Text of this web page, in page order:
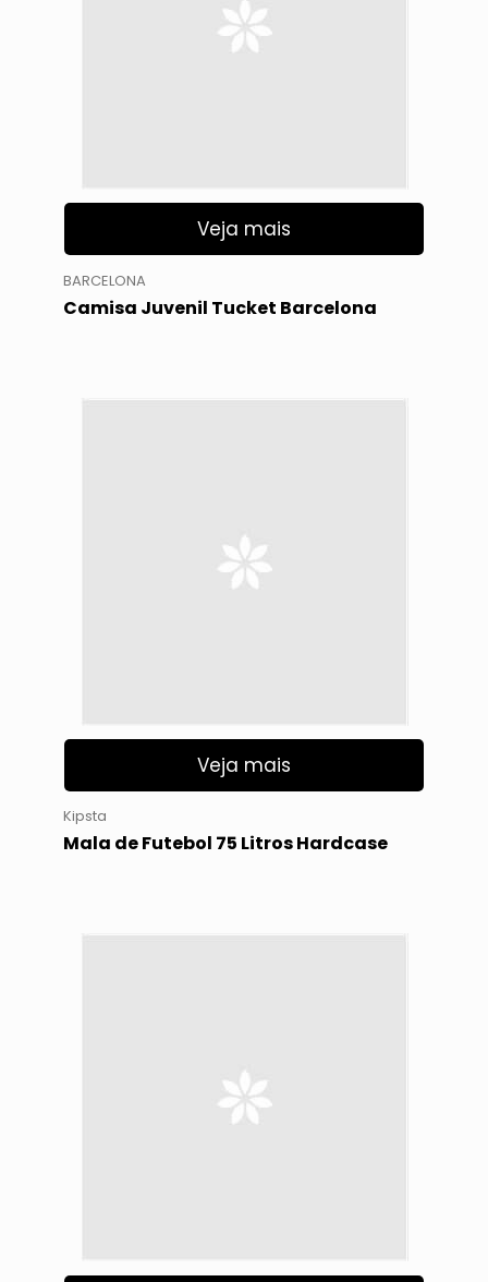
Veja mais
BARCELONA
Camisa Juvenil Tucket Barcelona
Veja mais
Kipsta
Mala de Futebol 75 Litros Hardcase